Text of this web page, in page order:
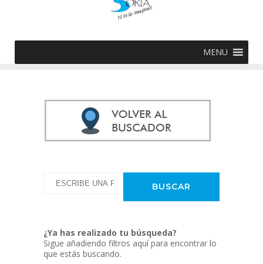
MENU
¿Ya has realizado tu búsqueda?
Sigue añadiendo filtros aquí para encontrar lo
que estás buscando.